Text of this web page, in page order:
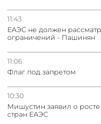
11:43
ЕАЭС не должен
ограничений - Пашинян
11:06
Флаг под запретом
10:30
Мишустин заявил о
стран ЕАЭС